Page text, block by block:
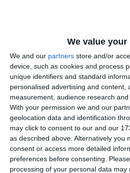
We value your
We and our partners store and/or
device, such as cookies and process
unique identifiers and standard
personalised advertising and content,
measurement, audience research
With your permission we and our
geolocation data and identification
may click to consent to our and our
as described above. Alternatively you
consent or access more detailed
preferences before consenting.
processing of your personal data may
Email
Comentariu